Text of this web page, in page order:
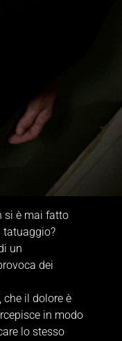
si è mai fatto
tatuaggio?
un
dei
che il dolore è
in modo
lo stesso